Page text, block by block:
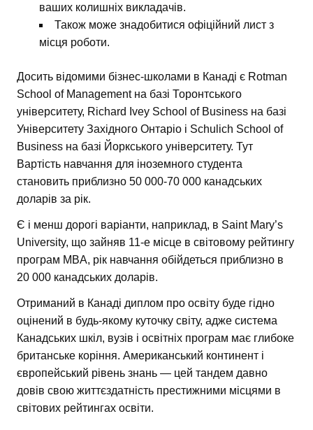
ваших колишніх викладачів.
Також може знадобитися офіційний лист з
місця роботи.
Досить відомими бізнес-школами в Канаді є Rotman
School of Management на базі Торонтського
університету, Richard Ivey School of Business на базі
Університету Західного Онтаріо і Schulich School of
Business на базі Йоркського університету. Тут
Вартість навчання для іноземного студента
становить приблизно 50 000-70 000 канадських
доларів за рік.
Є і менш дорогі варіанти, наприклад, в Saint Mary’s
University, що зайняв 11-е місце в світовому рейтингу
програм MBA, рік навчання обійдеться приблизно в
20 000 канадських доларів.
Отриманий в Канаді диплом про освіту буде гідно
оцінений в будь-якому куточку світу, адже система
Канадських шкіл, вузів і освітніх програм має глибоке
британське коріння. Американський континент і
європейський рівень знань — цей тандем давно
довів свою життєздатність престижними місцями в
світових рейтингах освіти.